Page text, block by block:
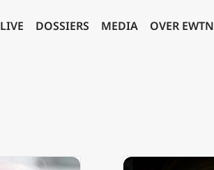
LIVE DOSSIERS MEDIA OVER EWTN